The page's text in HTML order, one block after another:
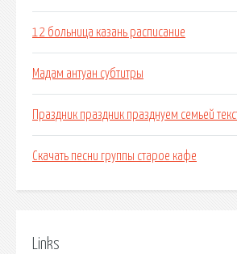
12 больница казань расписание
Мадам антуан субтитры
Праздник праздник празднуем семьей
Скачать песни группы старое кафе
Links